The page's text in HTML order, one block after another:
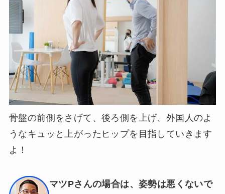
骨盤の前側をさげて、後ろ側を上げ、外国人のよ
うなキュッと上がったヒップを目指していきます
よ！
マツPさんの場合は、姿勢は悪くないで